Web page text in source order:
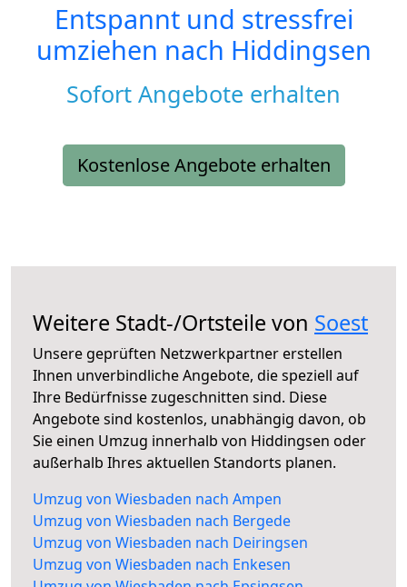
Entspannt und stressfrei
umziehen nach Hiddingsen
Sofort Angebote erhalten
Kostenlose Angebote erhalten
Weitere Stadt-/Ortsteile von Soest
Unsere geprüften Netzwerkpartner erstellen
Ihnen unverbindliche Angebote, die speziell auf
Ihre Bedürfnisse zugeschnitten sind. Diese
Angebote sind kostenlos, unabhängig davon, ob
Sie einen Umzug innerhalb von Hiddingsen oder
außerhalb Ihres aktuellen Standorts planen.
Umzug von Wiesbaden nach Ampen
Umzug von Wiesbaden nach Bergede
Umzug von Wiesbaden nach Deiringsen
Umzug von Wiesbaden nach Enkesen